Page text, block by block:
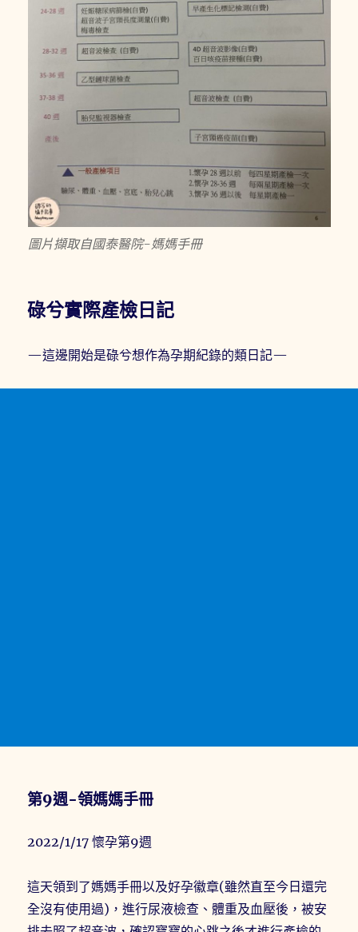
圖片擷取自國泰醫院-媽媽手冊
碌兮實際產檢日記
—這邊開始是碌兮想作為孕期紀錄的類日記—
第9週-領媽媽手冊
2022/1/17 懷孕第9週
這天領到了媽媽手冊以及好孕徽章(雖然直至今日還完
全沒有使用過)，進行尿液檢查、體重及血壓後，被安